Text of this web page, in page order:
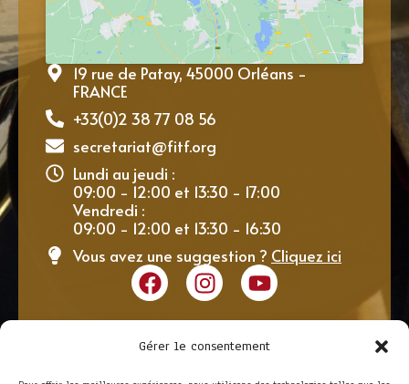
Gérer le consentement
19 rue de Patay, 45000 Orléans -
FRANCE
+33(0)2 38 77 08 56
secretariat@fitf.org
Lundi au jeudi :
09:00 - 12:00 et 13:30 - 17:00
Vendredi :
09:00 - 12:00 et 13:30 - 16:30
Vous avez une suggestion ? Cliquez ici